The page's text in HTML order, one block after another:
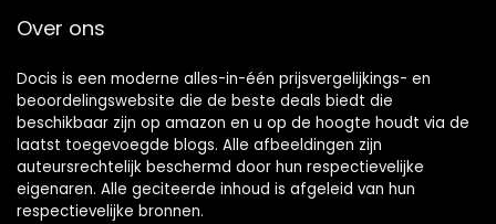
Over ons
Docis is een moderne alles-in-één prijsvergelijkings- en
beoordelingswebsite die de beste deals biedt die
beschikbaar zijn op amazon en u op de hoogte houdt via de
laatst toegevoegde blogs. Alle afbeeldingen zijn
auteursrechtelijk beschermd door hun respectievelijke
eigenaren. Alle geciteerde inhoud is afgeleid van hun
respectievelijke bronnen.